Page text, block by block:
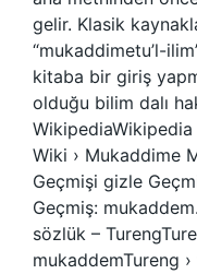
gelir. Klasik
“mukaddimetu’l-
kitaba bir giriş
olduğu bilim dalı
WikipediaWikipedia
Wiki › Mukaddime
Geçmişi gizle
Geçmiş:
sözlük –
mukaddemTureng